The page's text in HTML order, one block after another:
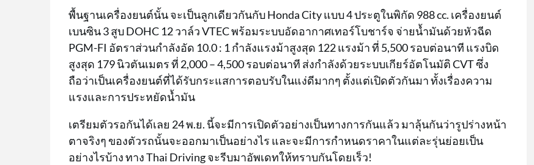
พื้นฐานเครื่องยนต์นั้น จะเป็นลูกเดียวกันกับ Honda City แบบ 4 ประตูในพิกัด 988 cc. เครื่องยนต์
เบนซิน 3 สูบ DOHC 12 วาล์ว VTEC พร้อมระบบอัดอากาศเทอร์โบชาร์จ จ่ายน้ำมันด้วยหัวฉีด
PGM-FI อัตราส่วนกำลังอัด 10.0 : 1 กำลังแรงม้าสูงสุด 122 แรงม้า ที่ 5,500 รอบต่อนาที แรงบิด
สูงสุด 179 นิวตันเมตร ที่ 2,000 – 4,500 รอบต่อนาที ส่งกำลังด้วยระบบเกียร์อัตโนมัติ CVT ซึ่ง
ถือว่าเป็นเครื่องยนต์ที่ได้รับกระแสการตอบรับในแง่ดีมากๆ ตั้งแต่เปิดตัวกันมา ทั้งเรื่องความ
แรงและการประหยัดน้ำมัน
เตรียมตัวรอกันได้เลย 24 พ.ย. นี้จะมีการเปิดตัวอย่างเป็นทางการกันแล้ว มาลุ้นกันว่ารูปร่างหน้า
ตาจริงๆ ของตัวรถนั้นจะออกมาเป็นอย่างไร และจะมีการกำหนดราคาในแต่ละรุ่นย่อยเป็น
อย่างไรบ้าง ทาง Thai Driving จะรีบมาอัพเดทให้ทราบกันโดยเร็ว!